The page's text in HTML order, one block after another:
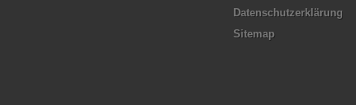
Datenschutzerklärung
Sitemap